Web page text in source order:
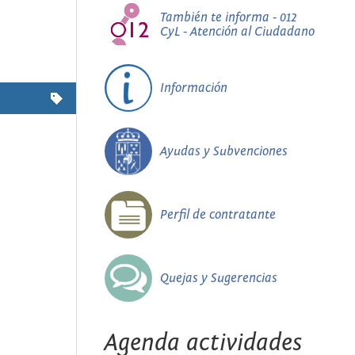
También te informa - 012
CyL - Atención al Ciudadano
Información
Ayudas y Subvenciones
Perfil de contratante
Quejas y Sugerencias
Agenda actividades